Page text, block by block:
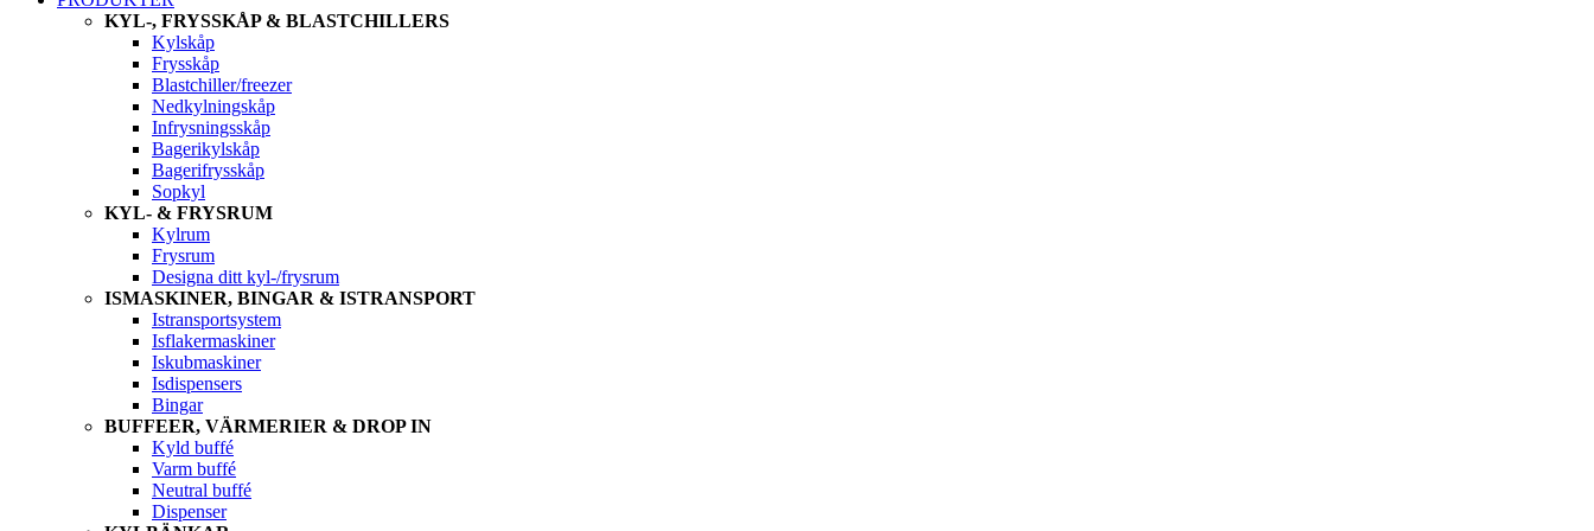
KYL-, FRYSSKÅP & BLASTCHILLERS
Kylskåp
Frysskåp
Blastchiller/freezer
Nedkylningskåp
Infrysningsskåp
Bagerikylskåp
Bagerifrysskåp
Sopkyl
KYL- & FRYSRUM
Kylrum
Frysrum
Designa ditt kyl-/frysrum
ISMASKINER, BINGAR & ISTRANSPORT
Istransportsystem
Isflakermaskiner
Iskubmaskiner
Isdispensers
Bingar
BUFFEER, VÄRMERIER & DROP IN
Kyld buffé
Varm buffé
Neutral buffé
Dispenser